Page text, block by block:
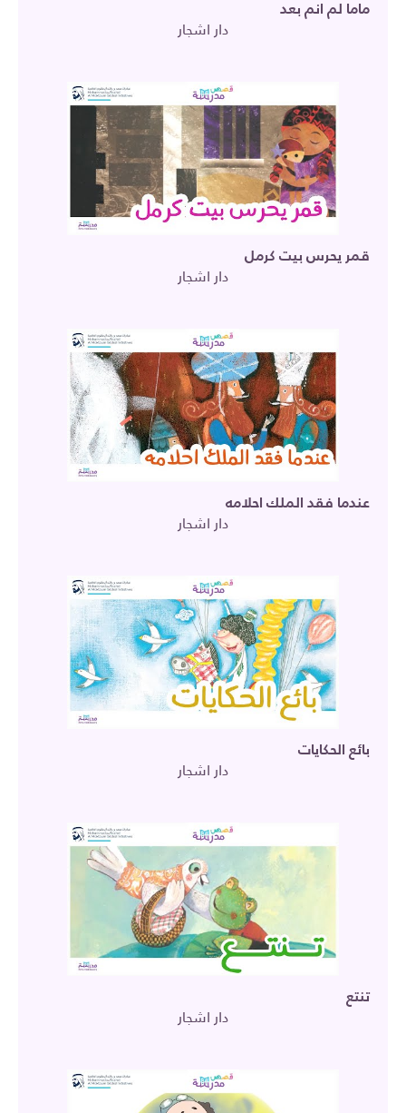
ماما لم انم بعد
دار اشجار
قمر يحرس بيت كرمل
دار اشجار
عندما فقد الملك احلامه
دار اشجار
بائع الحكايات
دار اشجار
تنتع
دار اشجار